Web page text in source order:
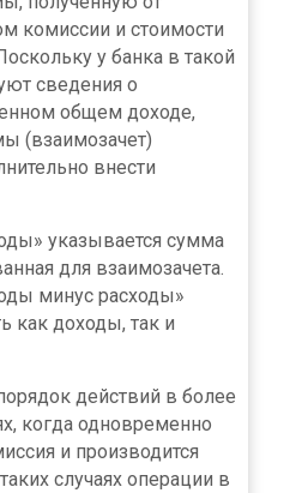
комиссии и стоимости
у банка в такой
сведения о
общем доходе,
(взаимозачет)
внести
указывается сумма
для взаимозачета.
минус расходы»
как доходы, так и
действий в более
когда одновременно
и производится
случаях операции в